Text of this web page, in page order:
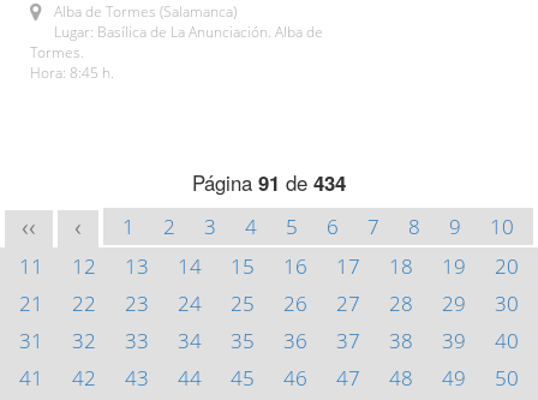
Alba de Tormes (Salamanca)
Lugar: Basílica de La Anunciación. Alba de
Tormes.
Hora: 8:45 h.
Página 91 de 434
<< < 1 2 3 4 5 6 7 8 9
10
11
12 13 14 15 16 17 18 19
20
21
22 23 24 25 26 27 28 29
30
31
32 33 34 35 36 37 38 39
40
41
42 43 44 45 46 47 48 49
50